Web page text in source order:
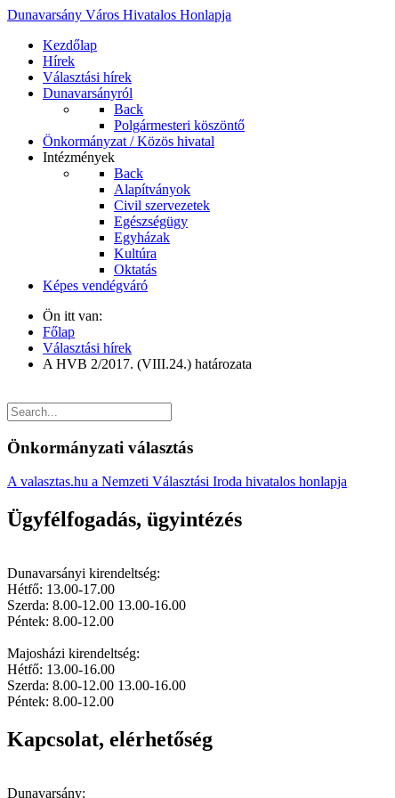
Dunavarsány Város Hivatalos Honlapja
Kezdőlap
Hírek
Választási hírek
Dunavarsányról
Back
Polgármesteri köszöntő
Önkormányzat / Közös hivatal
Intézmények
Back
Alapítványok
Civil szervezetek
Egészségügy
Egyházak
Kultúra
Oktatás
Képes vendégváró
Ön itt van:
Főlap
Választási hírek
A HVB 2/2017. (VIII.24.) határozata
Önkormányzati választás
A valasztas.hu a Nemzeti Választási Iroda hivatalos honlapja
Ügyfélfogadás, ügyintézés
Dunavarsányi kirendeltség:
Hétfő: 13.00-17.00
Szerda: 8.00-12.00 13.00-16.00
Péntek: 8.00-12.00
Majosházi kirendeltség:
Hétfő: 13.00-16.00
Szerda: 8.00-12.00 13.00-16.00
Péntek: 8.00-12.00
Kapcsolat, elérhetőség
Dunavarsány: